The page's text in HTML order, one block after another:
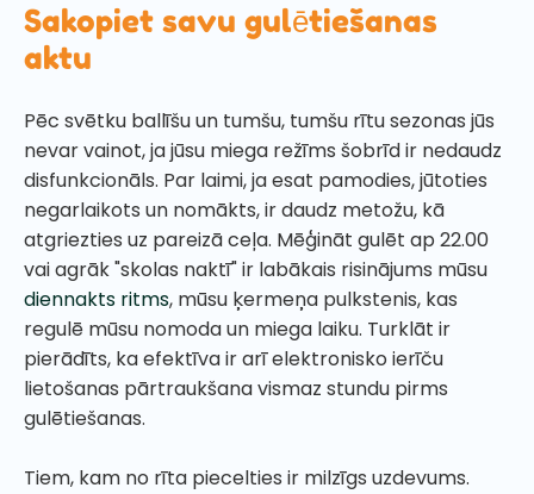
Sakopiet savu gulētiešanas
aktu
Pēc svētku ballīšu un tumšu, tumšu rītu sezonas jūs
nevar vainot, ja jūsu miega režīms šobrīd ir nedaudz
disfunkcionāls. Par laimi, ja esat pamodies, jūtoties
negarlaikots un nomākts, ir daudz metožu, kā
atgriezties uz pareizā ceļa. Mēģināt gulēt ap 22.00
vai agrāk "skolas naktī" ir labākais risinājums mūsu
diennakts ritms, mūsu ķermeņa pulkstenis, kas
regulē mūsu nomoda un miega laiku. Turklāt ir
pierādīts, ka efektīva ir arī elektronisko ierīču
lietošanas pārtraukšana vismaz stundu pirms
gulētiešanas.
Tiem, kam no rīta piecelties ir milzīgs uzdevums.